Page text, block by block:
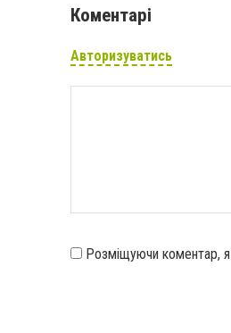
Коментарі
Авторизуватись
Розміщуючи коментар,